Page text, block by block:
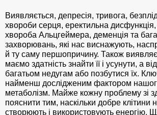
Виявляється, депресія, тривога,
хвороби серця, еректильна дисфункція,
хвороба Альцгеймера, деменція та
захворювань, які нас виснажують,
й ту саму першопричину. Також
маємо здатність знайти її і усунути, а
багатьом недугам або позбутися їх.
найменш дослідженим фактором
метаболізм. Майже кожну проблему зі
пояснити тим, наскільки добре клітини
створюють і використовують енергію.